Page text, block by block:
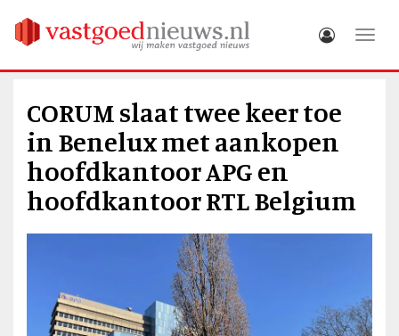
CORUM slaat twee keer toe
in Benelux met aankopen
hoofdkantoor APG en
hoofdkantoor RTL Belgium